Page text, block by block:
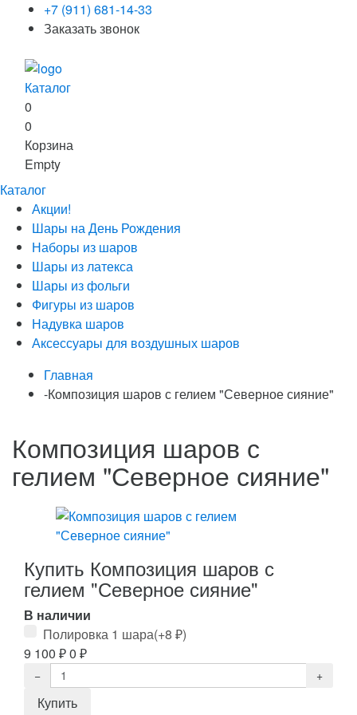
+7 (911) 681-14-33
Заказать звонок
Каталог
0
0
Корзина
Empty
Каталог
Акции!
Шары на День Рождения
Наборы из шаров
Шары из латекса
Шары из фольги
Фигуры из шаров
Надувка шаров
Аксессуары для воздушных шаров
Главная
-Композиция шаров с гелием "Северное сияние"
Композиция шаров с
гелием "Северное сияние"
Купить Композиция шаров с
гелием "Северное сияние"
В наличии
Полировка 1 шара(+8 ₽)
9 100 ₽0 ₽